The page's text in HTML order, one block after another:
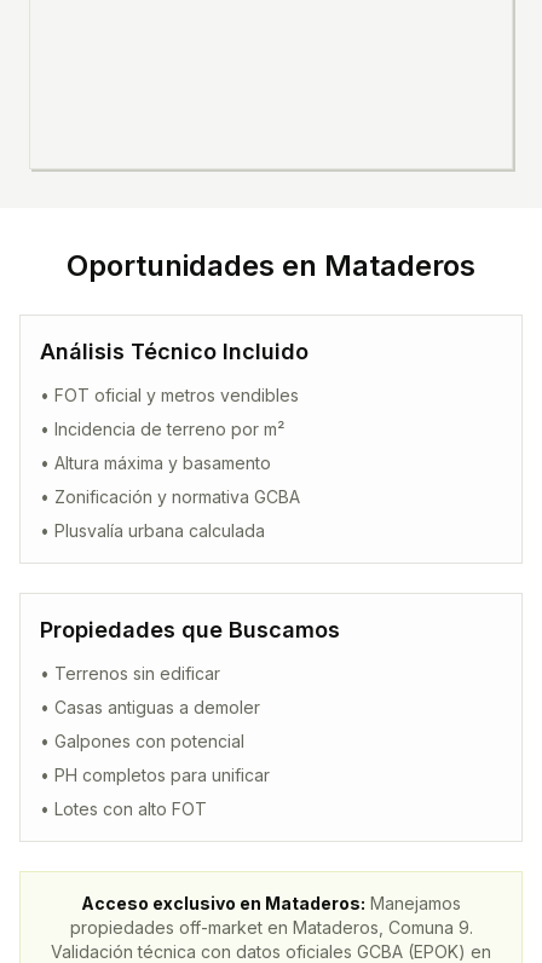
Oportunidades en Mataderos
Análisis Técnico Incluido
• FOT oficial y metros vendibles
• Incidencia de terreno por m²
• Altura máxima y basamento
• Zonificación y normativa GCBA
• Plusvalía urbana calculada
Propiedades que Buscamos
• Terrenos sin edificar
• Casas antiguas a demoler
• Galpones con potencial
• PH completos para unificar
• Lotes con alto FOT
Acceso exclusivo en Mataderos: Manejamos
propiedades off-market en Mataderos , Comuna 9.
Validación técnica con datos oficiales GCBA (EPOK) en